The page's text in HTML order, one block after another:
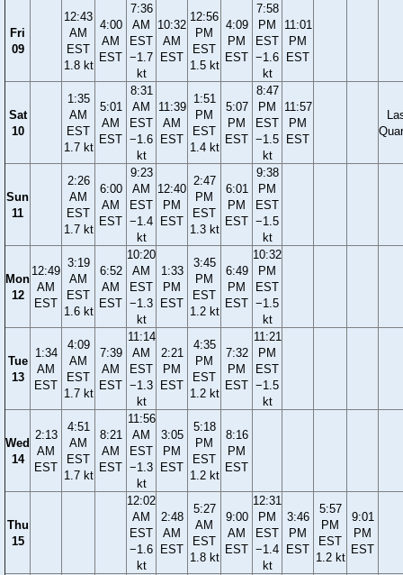
Fri
09
12:43
AM
EST
1.8 kt
4:00
AM
EST
7:36
AM
EST
−1.7
kt
10:32
AM
EST
12:56
PM
EST
1.5 kt
4:09
PM
EST
7:58
PM
EST
−1.6
kt
11:01
PM
EST
Sat
10
1:35
AM
EST
1.7 kt
5:01
AM
EST
8:31
AM
EST
−1.6
kt
11:39
AM
EST
1:51
PM
EST
1.4 kt
5:07
PM
EST
8:47
PM
EST
−1.5
kt
11:57
PM
EST
Sun
11
2:26
AM
EST
1.7 kt
6:00
AM
EST
9:23
AM
EST
−1.4
kt
12:40
PM
EST
2:47
PM
EST
1.3 kt
6:01
PM
EST
9:38
PM
EST
−1.5
kt
Mon
12
12:49
AM
EST
3:19
AM
EST
1.6 kt
6:52
AM
EST
10:20
AM
EST
−1.3
kt
1:33
PM
EST
3:45
PM
EST
1.2 kt
6:49
PM
EST
10:32
PM
EST
−1.5
kt
Tue
13
1:34
AM
EST
4:09
AM
EST
1.7 kt
7:39
AM
EST
11:14
AM
EST
−1.3
kt
2:21
PM
EST
4:35
PM
EST
1.2 kt
7:32
PM
EST
11:21
PM
EST
−1.5
kt
Wed
14
2:13
AM
EST
4:51
AM
EST
1.7 kt
8:21
AM
EST
11:56
AM
EST
−1.3
kt
3:05
PM
EST
5:18
PM
EST
1.2 kt
8:16
PM
EST
Thu
15
12:02
AM
EST
−1.6
kt
2:48
AM
EST
5:27
AM
EST
1.8 kt
9:00
AM
EST
12:31
PM
EST
−1.4
kt
3:46
PM
EST
5:57
PM
EST
1.2 kt
9:01
PM
EST